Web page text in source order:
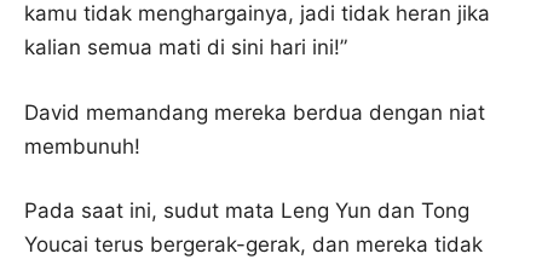
kamu tidak menghargainya, jadi tidak heran jika
kalian semua mati di sini hari ini!”
David memandang mereka berdua dengan niat
membunuh!
Pada saat ini, sudut mata Leng Yun dan Tong
Youcai terus bergerak-gerak, dan mereka tidak